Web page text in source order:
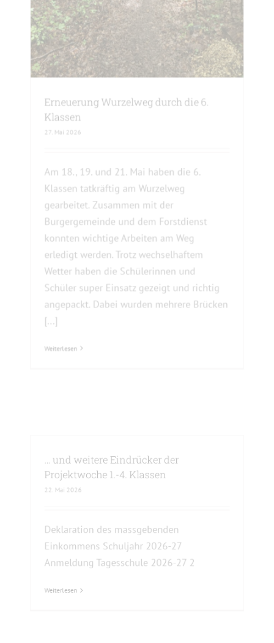
Erneuerung Wurzelweg durch die 6.
Klassen
27. Mai 2026
Klassen tatkräftig am Wurzelweg
gearbeitet. Zusammen mit der
Burgergemeinde und dem Forstdienst
konnten wichtige Arbeiten am Weg
erledigt werden. Trotz wechselhaftem
Wetter haben die Schülerinnen und
Schüler super Einsatz gezeigt und richtig
angepackt. Dabei wurden mehrere Brücken
[...]
… und weitere Eindrücker der
Projektwoche 1.-4. Klassen
22. Mai 2026
Deklaration des massgebenden
Einkommens Schuljahr 2026-27
Anmeldung Tagesschule 2026-27 2